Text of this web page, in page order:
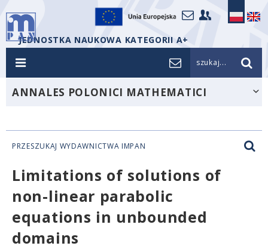
JEDNOSTKA NAUKOWA KATEGORII A+
szukaj...
ANNALES POLONICI MATHEMATICI
PRZESZUKAJ WYDAWNICTWA IMPAN
Limitations of solutions of
non-linear parabolic
equations in unbounded
domains